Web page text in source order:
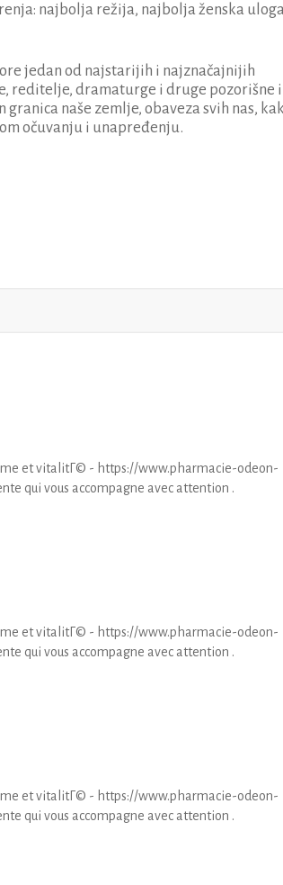
najbolja režija, najbolja ženska
jedan od najstarijih i najznačajnijih
reditelje, dramaturge i druge pozorišne i
naše zemlje, obaveza svih nas,
očuvanju i unapređenju.
et vitalitГ© - https://www.pharmacie-odeon-
qui vous accompagne avec attention .
et vitalitГ© - https://www.pharmacie-odeon-
qui vous accompagne avec attention .
et vitalitГ© - https://www.pharmacie-odeon-
qui vous accompagne avec attention .